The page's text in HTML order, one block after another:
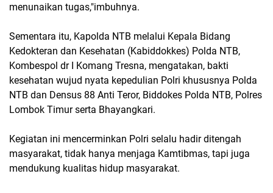
menunaikan tugas,"imbuhnya.
Sementara itu, Kapolda NTB melalui Kepala Bidang
Kedokteran dan Kesehatan (Kabiddokkes) Polda NTB,
Kombespol dr I Komang Tresna, mengatakan, bakti
kesehatan wujud nyata kepedulian Polri khususnya Polda
NTB dan Densus 88 Anti Teror, Biddokes Polda NTB, Polres
Lombok Timur serta Bhayangkari.
Kegiatan ini mencerminkan Polri selalu hadir ditengah
masyarakat, tidak hanya menjaga Kamtibmas, tapi juga
mendukung kualitas hidup masyarakat.